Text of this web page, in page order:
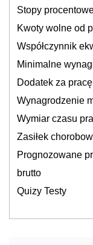
Stopy
Kwoty wolne od
Współczynnik
Minimalne
Dodatek za
Wynagrodzenie
Wymiar czasu
Zasiłek
Prognozowane
brutto
Quizy Testy